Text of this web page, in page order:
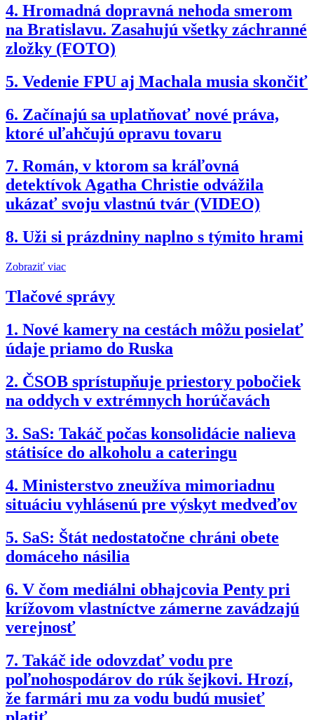
4. Hromadná dopravná nehoda smerom
na Bratislavu. Zasahujú všetky záchranné
zložky (FOTO)
5. Vedenie FPU aj Machala musia skončiť
6. Začínajú sa uplatňovať nové práva,
ktoré uľahčujú opravu tovaru
7. Román, v ktorom sa kráľovná
detektívok Agatha Christie odvážila
ukázať svoju vlastnú tvár (VIDEO)
8. Uži si prázdniny naplno s týmito hrami
Zobraziť viac
Tlačové správy
1. Nové kamery na cestách môžu posielať
údaje priamo do Ruska
2. ČSOB sprístupňuje priestory pobočiek
na oddych v extrémnych horúčavách
3. SaS: Takáč počas konsolidácie nalieva
státisíce do alkoholu a cateringu
4. Ministerstvo zneužíva mimoriadnu
situáciu vyhlásenú pre výskyt medveďov
5. SaS: Štát nedostatočne chráni obete
domáceho násilia
6. V čom mediálni obhajcovia Penty pri
krížovom vlastníctve zámerne zavádzajú
verejnosť
7. Takáč ide odovzdať vodu pre
poľnohospodárov do rúk šejkovi. Hrozí,
že farmári mu za vodu budú musieť